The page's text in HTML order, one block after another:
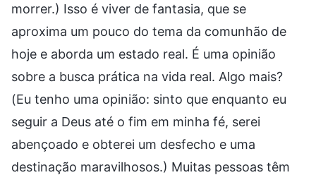
morrer.) Isso é viver de fantasia, que se
aproxima um pouco do tema da comunhão de
hoje e aborda um estado real. É uma opinião
sobre a busca prática na vida real. Algo mais?
(Eu tenho uma opinião: sinto que enquanto eu
seguir a Deus até o fim em minha fé, serei
abençoado e obterei um desfecho e uma
destinação maravilhosos.) Muitas pessoas têm